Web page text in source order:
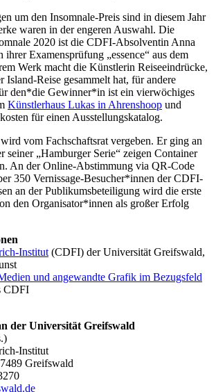
um den Insomnale-Preis sind in diesem Jahr
waren in der engeren Auswahl. Die
2020 ist die CDFI-Absolventin Anna
Examensprüfung „essence“ aus dem
Werk macht die Künstlerin Reiseeindrücke,
Island-Reise gesammelt hat, für andere
den*die Gewinner*in ist ein vierwöchiges
Künstlerhaus Lukas in Ahrenshoop und
für einen Ausstellungskatalog.
vom Fachschaftsrat vergeben. Er ging an
seiner „Hamburger Serie“ zeigen Container
An der Online-Abstimmung via QR-Code
350 Vernissage-Besucher*innen der CDFI-
an der Publikumsbeteiligung wird die erste
den Organisator*innen als großer Erfolg
Institut (CDFI) der Universität Greifswald,
und angewandte Grafik im Bezugsfeld
CDFI
der Universität Greifswald
Institut
Greifswald
.de